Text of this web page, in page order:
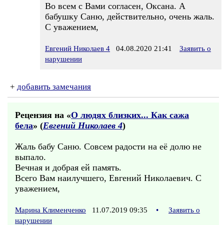
Во всем с Вами согласен, Оксана. А
бабушку Саню, действительно, очень жаль.
С уважением,
Евгений Николаев 4 04.08.2020 21:41
Заявить о
нарушении
+ добавить замечания
Рецензия на «О людях близких... Как сажа
бела» (Евгений Николаев 4)
Жаль бабу Саню. Совсем радости на её долю не
выпало.
Вечная и добрая ей память.
Всего Вам наилучшего, Евгений Николаевич. С
уважением,
Марина Клименченко 11.07.2019 09:35 •
Заявить о
нарушении